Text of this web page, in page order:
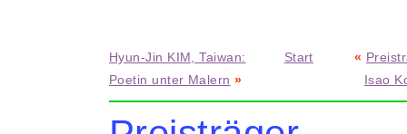
Hyun-Jin KIM, Taiwan:
Poetin unter Malern »
Start «
Isao